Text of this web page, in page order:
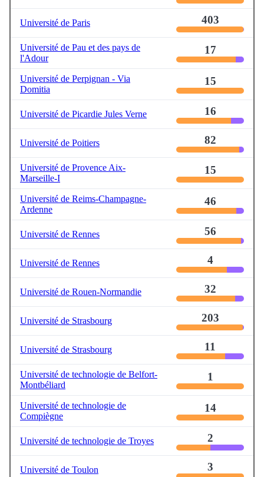
Université de Paris 403
Université de Pau et des pays de
l'Adour
17
Université de Perpignan - Via
Domitia
15
Université de Picardie Jules Verne 16
Université de Poitiers 82
Université de Provence Aix-
Marseille-I
15
Université de Reims-Champagne-
Ardenne
46
Université de Rennes 56
Université de Rennes 4
Université de Rouen-Normandie 32
Université de Strasbourg 203
Université de Strasbourg 11
Université de technologie de Belfort-
Montbéliard
1
Université de technologie de
Compiègne
14
Université de technologie de Troyes 2
Université de Toulon 3